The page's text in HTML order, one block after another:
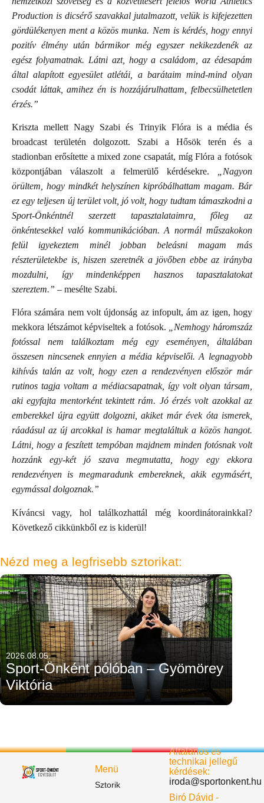
Production is dicsérő szavakkal jutalmazott, velük is kifejezetten
gördülékenyen ment a közös munka. Nem is kérdés, hogy ennyi
pozitív élmény után bármikor még egyszer nekikezdenék az
egész folyamatnak. Látni azt, hogy a családom, az édesapám
által alapított egyesület atlétái, a barátaim mind-mind olyan
csodát láttak, amihez én is hozzájárulhattam, felbecsülhetetlen
érzés.”
Kriszta mellett Nagy Szabi és Trinyik Flóra is a média és
broadcast területén dolgozott. Szabi a Hősök terén és a
stadionban erősítette a mixed zone csapatát, míg Flóra a fotósok
központjában válaszolt a felmerülő kérdésekre.
„Nagyon
örültem, hogy mindkét helyszínen kipróbálhattam magam. Bár
ez egy teljesen új terület volt, jó volt, hogy tudtam támaszkodni a
Sport-Önkéntnél szerzett tapasztalataimra, főleg az
önkéntesekkel való kommunikációban. A normál műszakokon
felül igyekeztem minél jobban beleásni magam más
részterületekbe is, hiszen szeretnék a jövőben ebbe az irányba
mozdulni, így mindenképpen hasznos tapasztalatokat
szereztem.” – mesélte Szabi.
Flóra számára nem volt újdonság az infopult, ám az igen, hogy
mekkora létszámot képviseltek a fotósok. „Nemhogy háromszáz
fotóssal nem találkoztam még egy eseményen, általában
összesen nincsenek ennyien a média képviselői. A legnagyobb
kihívás talán az volt, hogy ezen a rendezvényen először már
rutinos tagja voltam a médiacsapatnak, így volt olyan társam,
aki egyfajta mentorként tekintett rám. Jó érzés volt azokkal az
emberekkel újra együtt dolgozni, akiket már évek óta ismerek,
ráadásul az új arcokkal is hamar megtaláltuk a közös hangot.
Látni, hogy a feszített tempóban majdnem minden fotósnak volt
hozzánk egy-két jó szava megmutatta, hogy egy ekkora
rendezvényen is megmaradunk embereknek, akik egymásért,
egymással dolgoznak.”
Kíváncsi vagy, hol találkozhattál még koordinátorainkkal?
Következő cikkünkből ez is kiderül!
Nézd meg a legfrisebb sztorikat:
2026.08.05.
Sport-Önként pólóban – Gyömörey
Viktória
Menü
Sztorik
Általános és
technikai jellegű
kérdések:
iroda@sportonkent.hu
Biró Dávid -